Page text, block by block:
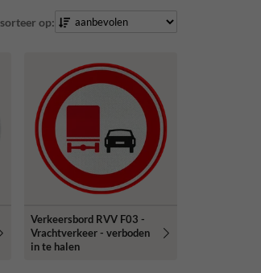
sorteer op:
Verkeersbord RVV F03 -
Vrachtverkeer - verboden
in te halen